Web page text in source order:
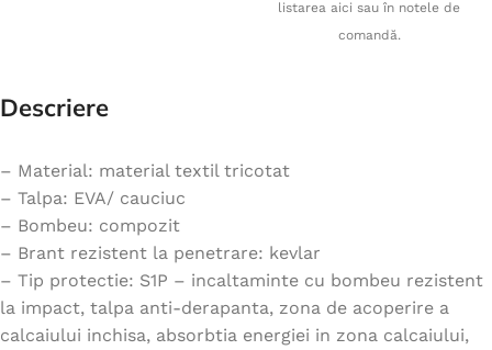
listarea aici sau în notele de
comandă.
Descriere
– Material: material textil tricotat
– Talpa: EVA/ cauciuc
– Bombeu: compozit
– Brant rezistent la penetrare: kevlar
– Tip protectie: S1P – incaltaminte cu bombeu rezistent
la impact, talpa anti-derapanta, zona de acoperire a
calcaiului inchisa, absorbtia energiei in zona calcaiului,